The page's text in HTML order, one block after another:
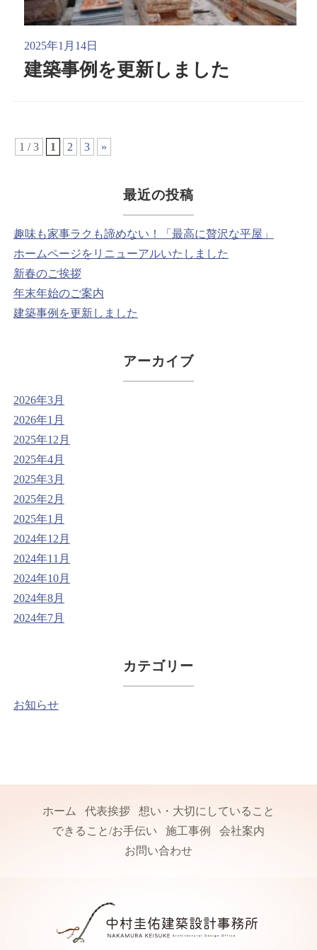
2025年1月14日
建築事例を更新しました
1 / 3 1 2 3 »
最近の投稿
趣味も家事ラクも諦めない！「最高に贅沢な平屋」
ホームページをリニューアルいたしました
新春のご挨拶
年末年始のご案内
建築事例を更新しました
アーカイブ
2026年3月
2026年1月
2025年12月
2025年4月
2025年3月
2025年2月
2025年1月
2024年12月
2024年11月
2024年10月
2024年8月
2024年7月
カテゴリー
お知らせ
ホーム 代表挨拶
想い・大切にしていること
できること/お手伝い
施工事例
会社案内
お問い合わせ